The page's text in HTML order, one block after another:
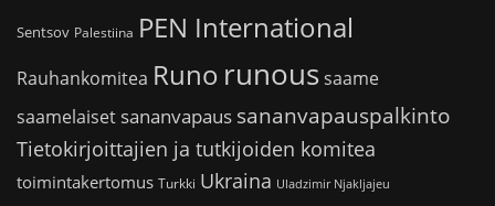
Sentsov Palestiina PEN International
Rauhankomitea Runo runoussaame
saamelaiset sananvapaus sananvapauspalkinto
Tietokirjoittajien ja tutkijoiden komitea
toimintakertomus Turkki Ukraina Uladzimir Njakljajeu